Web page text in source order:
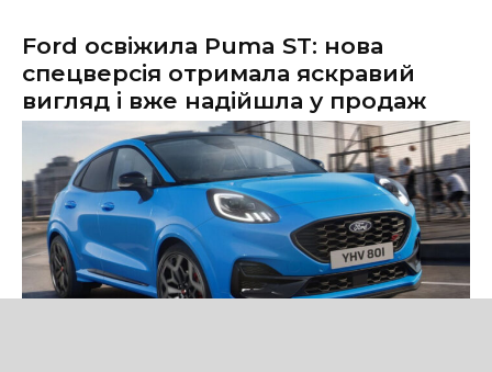
Ford освіжила Puma ST: нова
спецверсія отримала яскравий
вигляд і вже надійшла у продаж